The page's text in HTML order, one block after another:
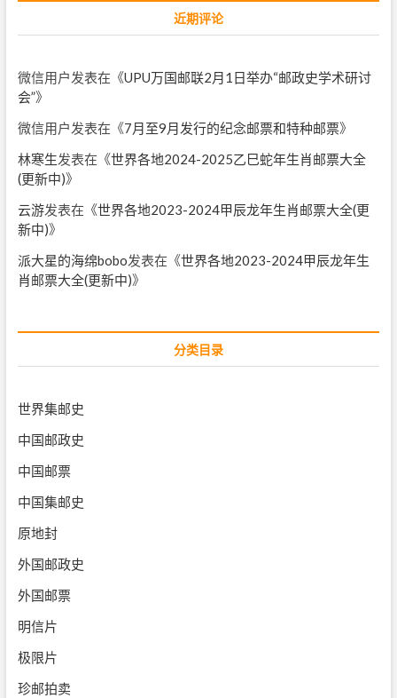
近期评论
微信用户发表在《UPU万国邮联2月1日举办“邮政史学术研讨
会”》
微信用户发表在《7月至9月发行的纪念邮票和特种邮票》
林寒生发表在《世界各地2024-2025乙巳蛇年生肖邮票大全
(更新中)》
云游发表在《世界各地2023-2024甲辰龙年生肖邮票大全(更
新中)》
派大星的海绵bobo发表在《世界各地2023-2024甲辰龙年生
肖邮票大全(更新中)》
分类目录
世界集邮史
中国邮政史
中国邮票
中国集邮史
原地封
外国邮政史
外国邮票
明信片
极限片
珍邮拍卖